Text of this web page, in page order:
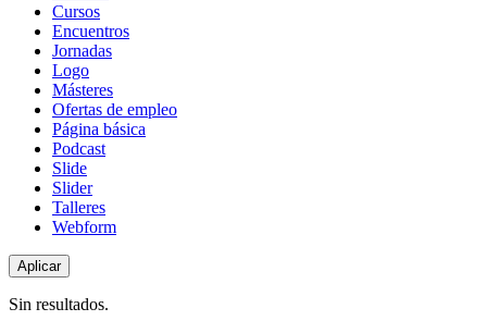
contenido
Cursos
Encuentros
Jornadas
Logo
Másteres
Ofertas de empleo
Página básica
Podcast
Slide
Slider
Talleres
Webform
Sin resultados.